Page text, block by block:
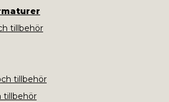
tillbehör
tillbehör
tillbehör